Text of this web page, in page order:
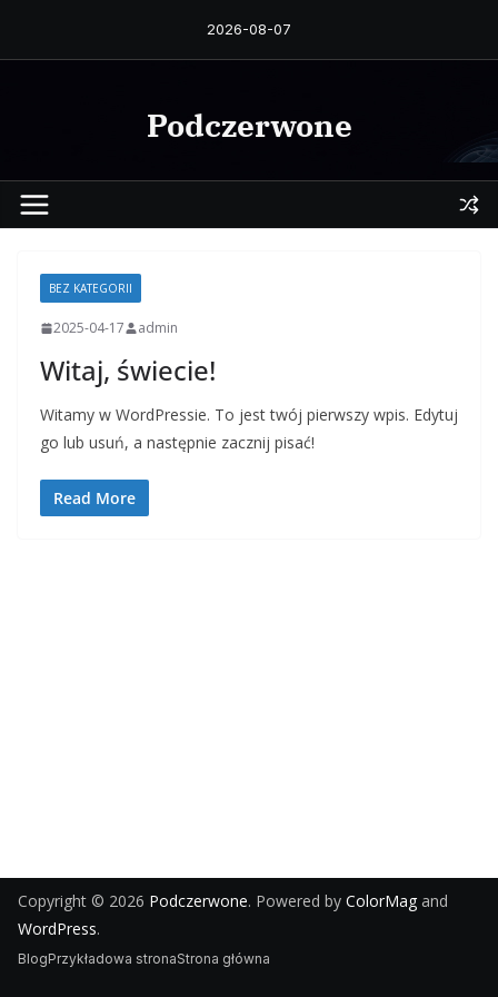
2026-08-07
Podczerwone
BEZ KATEGORII
2025-04-17 admin
Witaj, świecie!
Witamy w WordPressie. To jest twój pierwszy wpis. Edytuj
go lub usuń, a następnie zacznij pisać!
Read More
Copyright © 2026 Podczerwone. Powered by ColorMag and
WordPress.
BlogPrzykładowa stronaStrona główna